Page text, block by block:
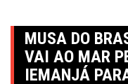
MUSA DO
VAI AO MAR
IEMANJÁ